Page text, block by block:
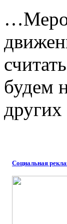
будем
Социальная